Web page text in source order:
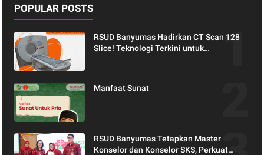
POPULAR POSTS
RSUD Banyumas Hadirkan CT Scan 128
Slice! Teknologi Terkini untuk
Manfaat Sunat
RSUD Banyumas Tetapkan Master
Konselor dan Konselor SKS, Perkuat